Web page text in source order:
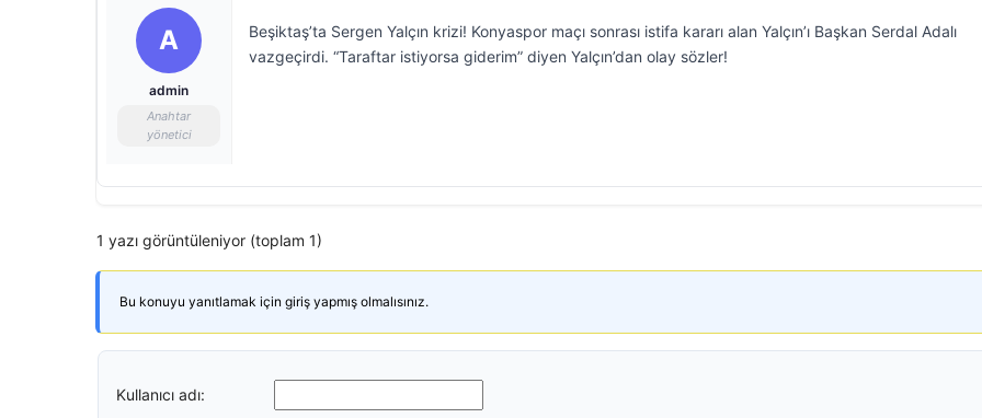
A
admin
Anahtar
yönetici
Beşiktaş’ta Sergen Yalçın krizi! Konyaspor maçı sonrası istifa kararı alan Yalçın’ı Başkan Serdal Adalı
vazgeçirdi. “Taraftar istiyorsa giderim” diyen Yalçın’dan olay sözler!
1 yazı görüntüleniyor (toplam 1)
Bu konuyu yanıtlamak için giriş yapmış olmalısınız.
Kullanıcı adı: